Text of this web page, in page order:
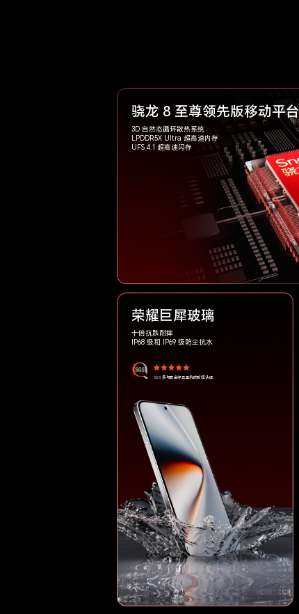
骁龙 8 至尊领先版移动平台
3D 自然态循环散热系统
LPDDR5X Ultra 超高速内存
UFS 4.1 超高速闪存
荣耀巨犀玻璃
十倍抗跌耐摔
IP68 级和 IP69 级防尘抗水
SGS 多场景金标五星抗跌耐摔认证